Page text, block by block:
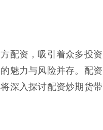
配资，吸引着众多投资
魅力与风险并存。配资
深入探讨配资炒期货带